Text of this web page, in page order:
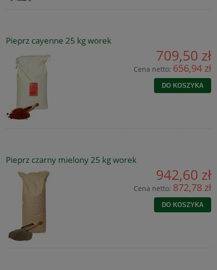
Pieprz cayenne 25 kg worek
709,50 zł
Cena netto: 656,94 zł
DO KOSZYKA
Pieprz czarny mielony 25 kg worek
942,60 zł
Cena netto: 872,78 zł
DO KOSZYKA